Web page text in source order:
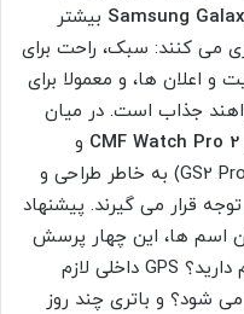
Samsung بیشتر
می کنند: سبک، راحت برای
و اعلان ها، و معمولا برای
جذاب است. در میان
CMF Watch Pro 2 و
(مثل GS2 Pro) به خاطر طراحی و
قرار می گیرند. پیشنهاد
اسم ها، این چهار پرسش
را جواب دهید: نمایشگر AMOLED لازم دارید؟ GPS داخلی لازم
شود؟ و باتری چند روز